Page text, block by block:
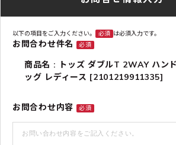
以下の項目をご入力ください。 必須 は必須入力です。
お問合わせ件名 必須
商品名 : トッズ ダブルT 2WAY ハン
ッグ レディース [2101219911335]
お問合わせ内容 必須